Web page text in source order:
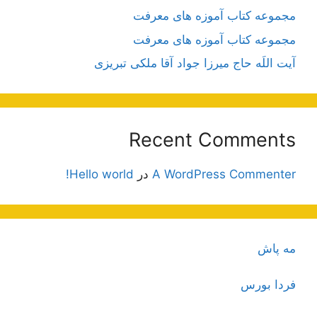
مجموعه کتاب آموزه های معرفت
مجموعه کتاب آموزه های معرفت
آیت اللَه حاج میرزا جواد آقا ملکی تبریزی
Recent Comments
A WordPress Commenter در Hello world!
مه پاش
فردا بورس